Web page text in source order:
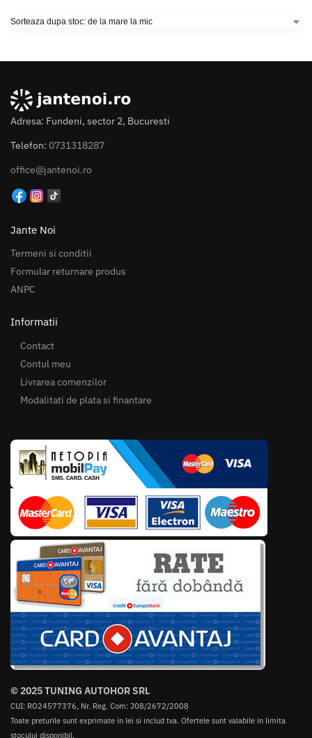
Adresa: Fundeni, sector 2, Bucuresti
Telefon: 0731318287
office@jantenoi.ro
Jante Noi
Termeni si conditii
Formular returnare produs
ANPC
Informatii
Contact
Contul meu
Livrarea comenzilor
Modalitati de plata si finantare
© 2025 TUNING AUTOHOR SRL
CUI: RO24577376, Nr. Reg. Com: J08/2672/2008
Toate preturile sunt exprimate in lei si includ tva. Ofertele sunt valabile in limita
stocului disponibil.